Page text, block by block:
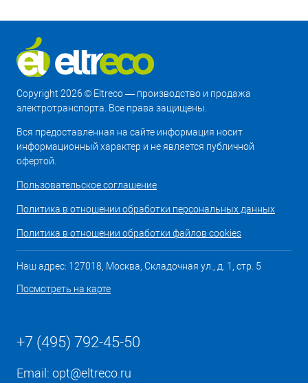
Copyright 2026 © Eltreco — производство и продажа
электротранспорта. Все права защищены.
Вся предоставленная на сайте информация носит
информационный характер и не является публичной
офертой.
Пользовательское соглашение
Политика в отношении обработки персональных данных
Политика в отношении обработки файлов cookies
Наш адрес: 127018, Москва, Складочная ул., д. 1, стр. 5
Посмотреть на карте
+7 (495) 792-45-50
Email: opt@eltreco.ru